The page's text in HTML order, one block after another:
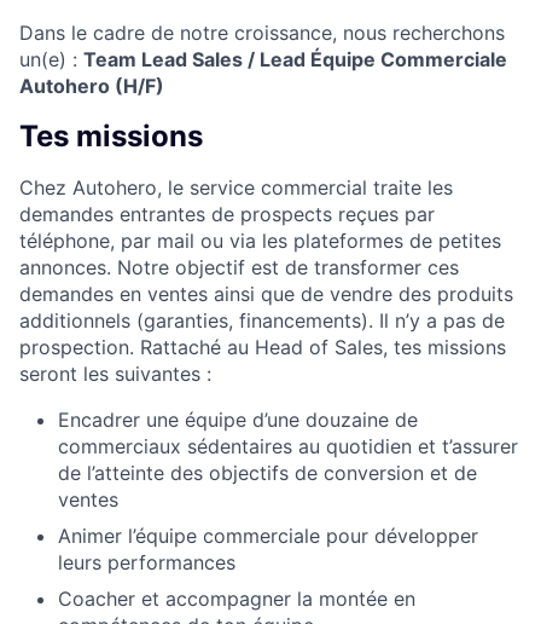
Dans le cadre de notre croissance, nous recherchons
un(e) : Team Lead Sales / Lead Équipe Commerciale
Autohero (H/F)
Tes missions
Chez Autohero, le service commercial traite les
demandes entrantes de prospects reçues par
téléphone, par mail ou via les plateformes de petites
annonces. Notre objectif est de transformer ces
demandes en ventes ainsi que de vendre des produits
additionnels (garanties, financements). Il n’y a pas de
prospection. Rattaché au Head of Sales, tes missions
seront les suivantes :
Encadrer une équipe d’une douzaine de
commerciaux sédentaires au quotidien et t’assurer
de l’atteinte des objectifs de conversion et de
ventes
Animer l’équipe commerciale pour développer
leurs performances
Coacher et accompagner la montée en